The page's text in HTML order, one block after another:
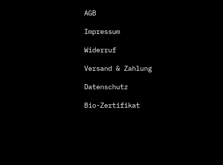
AGB
Impressum
Widerruf
Versand & Zahlung
Datenschutz
Bio-Zertifikat